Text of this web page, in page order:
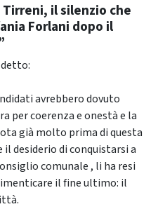
Tirreni, il silenzio che
Forlani dopo il
avrebbero dovuto
per coerenza e onestà e la
già molto prima di questa
desiderio di conquistarsi a
comunale , li ha resi
il fine ultimo: il